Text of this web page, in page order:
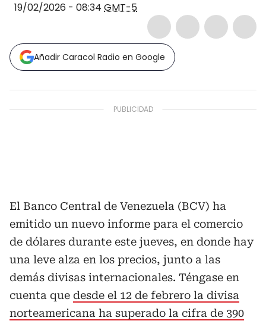
19/02/2026 - 08:34 GMT-5
Añadir Caracol Radio en Google
El Banco Central de Venezuela (BCV) ha
emitido un nuevo informe para el comercio
de dólares durante este jueves, en donde hay
una leve alza en los precios, junto a las
demás divisas internacionales. Téngase en
cuenta que desde el 12 de febrero la divisa
norteamericana ha superado la cifra de 390